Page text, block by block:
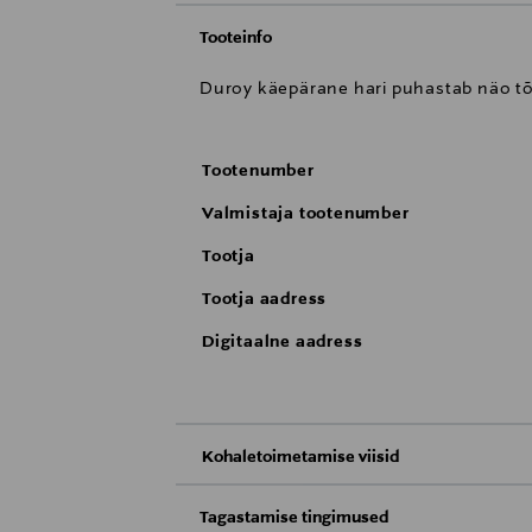
Tooteinfo
Duroy käepärane hari puhastab näo
Tootenumber
Valmistaja tootenumber
Tootja
Tootja aadress
Digitaalne aadress
Kohaletoimetamise viisid
Tagastamise tingimused